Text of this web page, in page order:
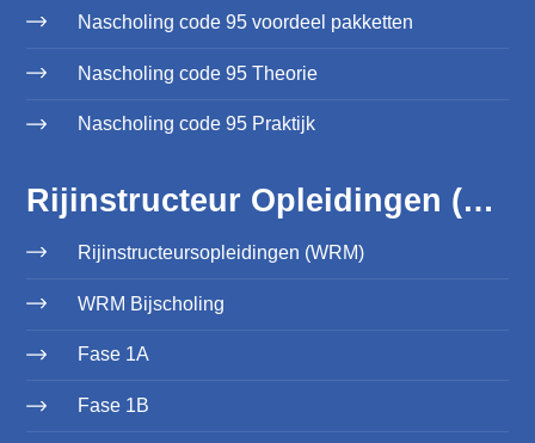
Nascholing code 95 voordeel pakketten
Nascholing code 95 Theorie
Nascholing code 95 Praktijk
Rijinstructeur Opleidingen (WRM)
Rijinstructeursopleidingen (WRM)
WRM Bijscholing
Fase 1A
Fase 1B